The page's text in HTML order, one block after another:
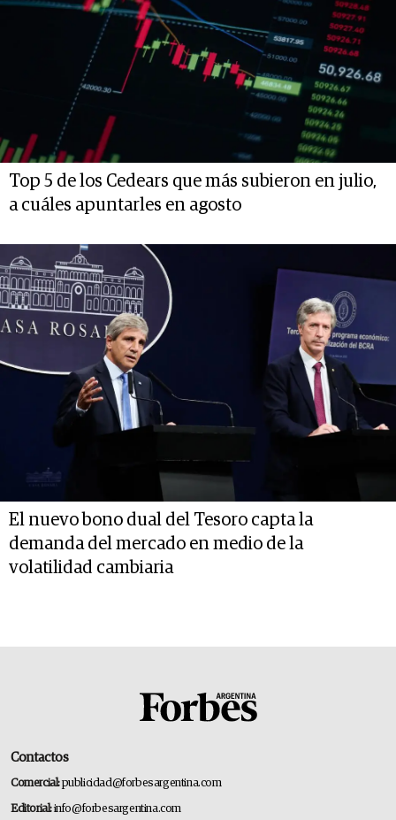
Top 5 de los Cedears que más subieron en julio,
a cuáles apuntarles en agosto
El nuevo bono dual del Tesoro capta la
demanda del mercado en medio de la
volatilidad cambiaria
Contactos
Comercial:publicidad@forbesargentina.com
Editorial:info@forbesargentina.com